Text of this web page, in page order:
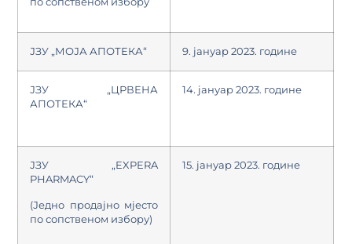
ЈЗУ „МОЈА АПОТЕКА“ 9. јануар 2023. године
ЈЗУ „ЦРВЕНА
АПОТЕКА“
14. јануар 2023. године
ЈЗУ „EXPERA
PHARMACY“
(Једно продајно мјесто
по сопственом избору)
15. јануар 2023. године